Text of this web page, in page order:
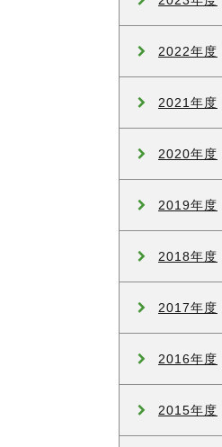
2022年度
2021年度
2020年度
2019年度
2018年度
2017年度
2016年度
2015年度